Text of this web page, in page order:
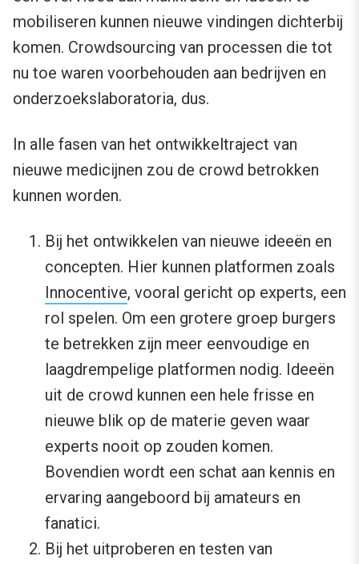
mobiliseren kunnen nieuwe vindingen dichterbij
komen. Crowdsourcing van processen die tot
nu toe waren voorbehouden aan bedrijven en
onderzoekslaboratoria, dus.
In alle fasen van het ontwikkeltraject van
nieuwe medicijnen zou de crowd betrokken
kunnen worden.
Bij het ontwikkelen van nieuwe ideeën en
concepten. Hier kunnen platformen zoals
Innocentive, vooral gericht op experts, een
rol spelen. Om een grotere groep burgers
te betrekken zijn meer eenvoudige en
laagdrempelige platformen nodig. Ideeën
uit de crowd kunnen een hele frisse en
nieuwe blik op de materie geven waar
experts nooit op zouden komen.
Bovendien wordt een schat aan kennis en
ervaring aangeboord bij amateurs en
fanatici.
Bij het uitproberen en testen van